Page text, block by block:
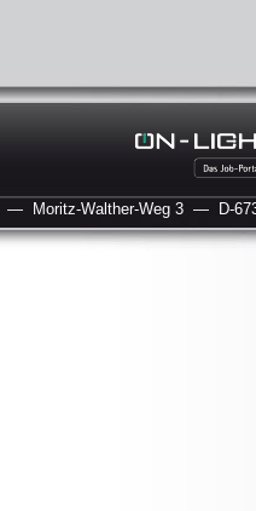
— Moritz-Walther-Weg 3 — D-